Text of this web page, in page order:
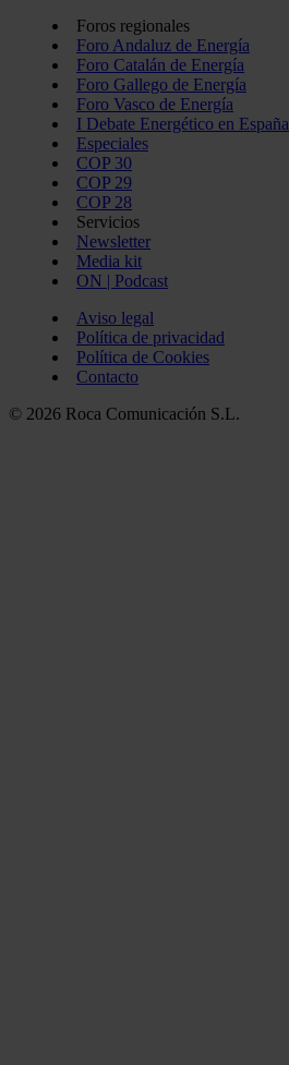
Foros regionales
Foro Andaluz de Energía
Foro Catalán de Energía
Foro Gallego de Energía
Foro Vasco de Energía
I Debate Energético en España
Especiales
COP 30
COP 29
COP 28
Servicios
Newsletter
Media kit
ON | Podcast
Aviso legal
Política de privacidad
Política de Cookies
Contacto
© 2026 Roca Comunicación S.L.